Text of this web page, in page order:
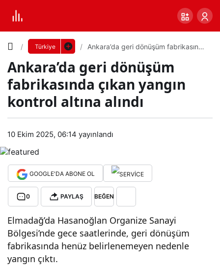
Türkiye
Ankara’da geri dönüşüm fabrikasında
Ankara’da geri dönüşüm
fabrikasında çıkan yangın
kontrol altına alındı
10 Ekim 2025, 06:14 yayınlandı
GOOGLE'DA ABONE OL
0 PAYLAŞ BEĞEN
Elmadağ’da Hasanoğlan Organize Sanayi
Bölgesi’nde gece saatlerinde, geri dönüşüm
fabrikasında henüz belirlenemeyen nedenle
yangın çıktı.
Ank
ara’
da
geri
üşü
m
Yazı
Boyutunu
Ayarla
Varsayılana
0 PAYLAŞ